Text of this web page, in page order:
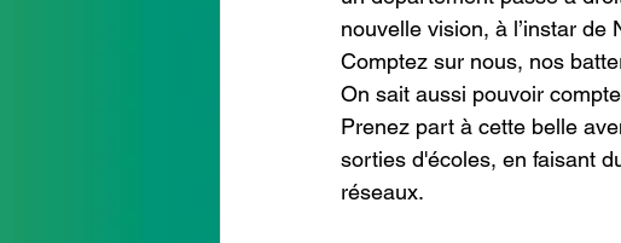
nouvelle vision, à l’instar de
Comptez sur nous, nos
On sait aussi pouvoir
Prenez part à cette belle
sorties d'écoles, en faisant
réseaux.